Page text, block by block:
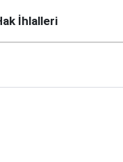
İhlalleri